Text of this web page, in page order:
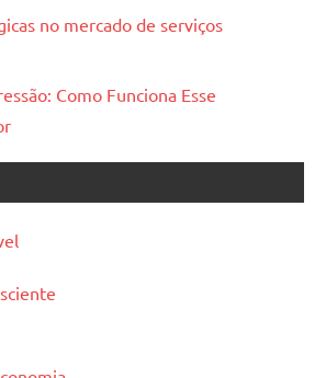
no mercado de serviços
Como Funciona Esse